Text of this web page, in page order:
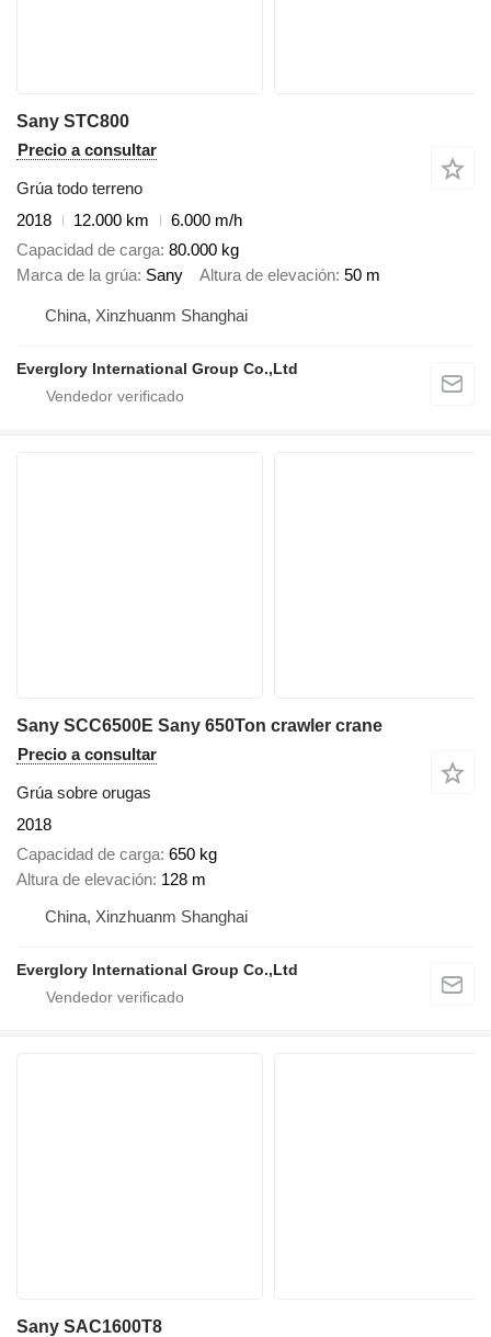
Sany STC800
Precio a consultar
Grúa todo terreno
2018
12.000 km
6.000 m/h
Capacidad de carga 80.000 kg
Marca de la grúa Sany Altura de elevación 50 m
China, Xinzhuanm Shanghai
Everglory International Group Co.,Ltd
Sany SCC6500E Sany 650Ton crawler crane
Precio a consultar
Grúa sobre orugas
2018
Capacidad de carga 650 kg
Altura de elevación 128 m
China, Xinzhuanm Shanghai
Everglory International Group Co.,Ltd
Sany SAC1600T8